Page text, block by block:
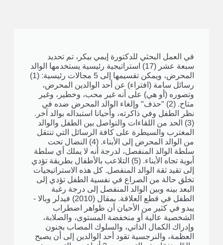
في العمل البحثي للدكتورة إيمي بيكر، تم تحديد
سبعة عشر (17) استراتيجية رئيسية يستخدمها الوالد
المحرض، ويمكن تقسيمها إلى 5 مجالات رئيسية: (1)
رسائل سامة (افتراء) عن أحد الوالدين المحرض،
وتصوره (أو هي) على أنه غير محب، وخطير، وغير
متاح. (2) "حذف" وإلغاء الوالد المحرض ضده في
نظر الطفل وفي ذاكرته، وأحيانا استبداله بوالد آخر.
(3) الحد من اللقاءات والتواصل بين الطفل والوالد
المغترب والسيطرة على كافة الرسائل التي تنتقل
من الوالد المحرض إلى الأبناء. (4) النضال تحت
سلطة الوالد المنفصل، لدرجة أنه لا يملك أي سلطة
أبوية تجاه الأبناء. (5) التلاعب بالأطفال بطريقة تؤدي
إلى تقيد ثقة الوالد المنفصل. كل هذه الاستراتيجيات
تخلق حالة من الصراع في نفسية الطفل تؤدي إلى
البعد بينه وبين الوالد المنفصل إلى درجة رغبة
الطفل في قطع العلاقة. بمقال (2010) فيدلر وبالا -
يبدو في كثير من الأحيان أن ظواهر اضطراب
الشخصية عالية أو منخفضة المستوى، والصلابة،
وإدراك الكمال الذاتي، والسلوك المصاب بجنون
العظمة، والنرجسية تقود أحد الوالدين إلى أن يصبح